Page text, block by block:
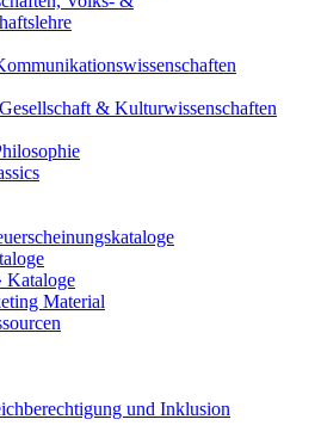
& Kulturwissenschaften
Kataloge
Material
und Inklusion